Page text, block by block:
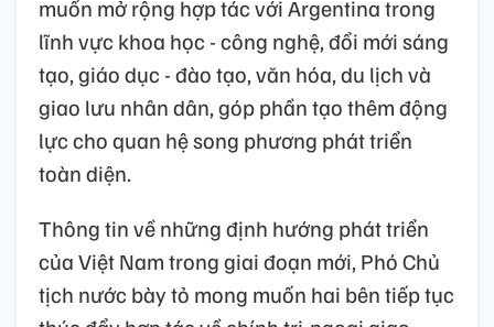
muốn mở rộng hợp tác với Argentina trong
lĩnh vực khoa học - công nghệ, đổi mới sáng
tạo, giáo dục - đào tạo, văn hóa, du lịch và
giao lưu nhân dân, góp phần tạo thêm động
lực cho quan hệ song phương phát triển
toàn diện.
Thông tin về những định hướng phát triển
của Việt Nam trong giai đoạn mới, Phó Chủ
tịch nước bày tỏ mong muốn hai bên tiếp tục